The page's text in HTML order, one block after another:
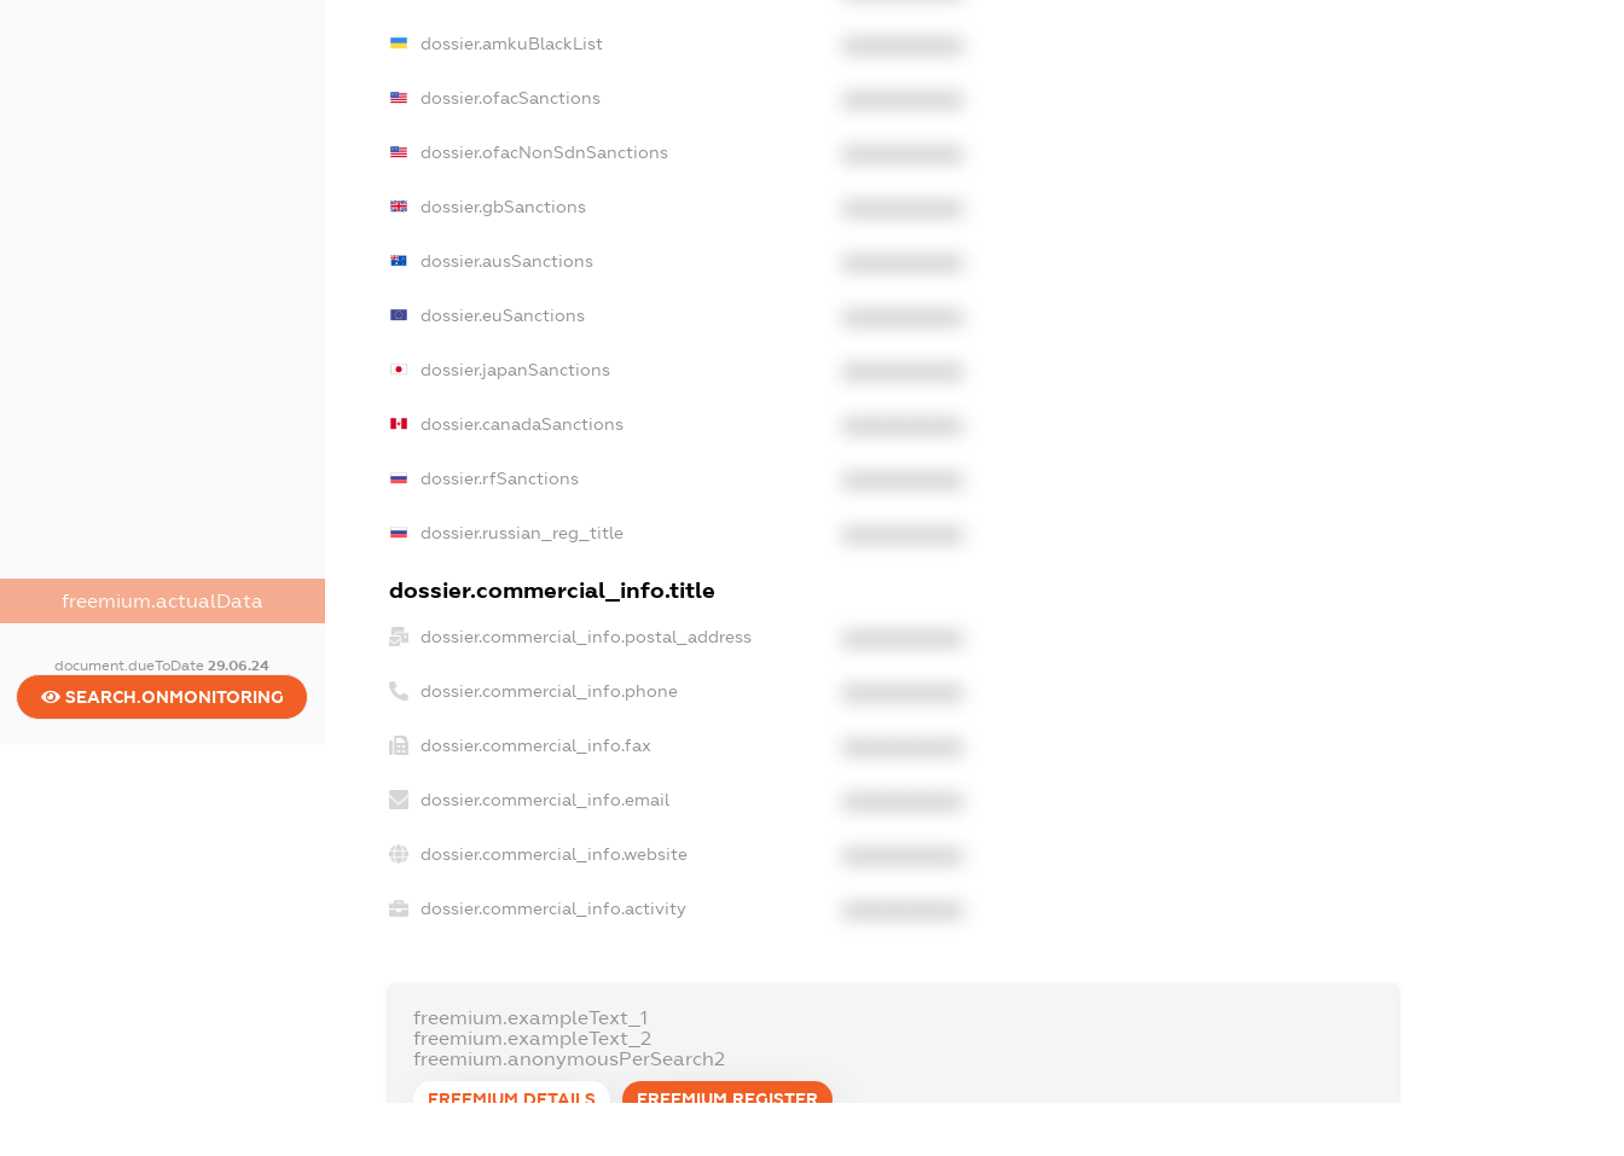
freemium.actualData
document.dueToDate29.06.24
SEARCH.ONMONITORING
dossier.amkuBlackList
dossier.ofacSanctions
dossier.ofacNonSdnSanctions
dossier.gbSanctions
dossier.ausSanctions
dossier.euSanctions
dossier.japanSanctions
dossier.canadaSanctions
dossier.rfSanctions
dossier.russian_reg_title
dossier.commercial_info.title
dossier.commercial_info.postal_address
dossier.commercial_info.phone
dossier.commercial_info.fax
dossier.commercial_info.email
dossier.commercial_info.website
dossier.commercial_info.activity
freemium.exampleText_1
freemium.exampleText_2
freemium.anonymousPerSearch2
FREEMIUM.DETAILS FREEMIUM.REGISTER